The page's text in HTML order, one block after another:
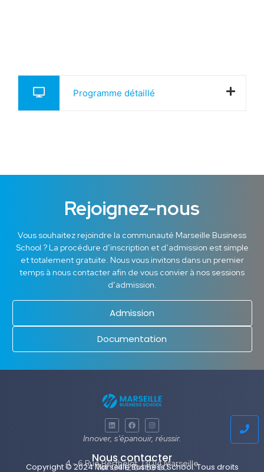
Programme détaillé
Rejoignez-nous
Vous souhaitez rejoindre la communauté Marseille Business
School ? La procédure d’inscription et d’admission est simple
et totalement gratuite. Nous vous invitons dans un premier
temps à nous contacter afin de vous convier à nos sessions
d’admission.
Admission
Documentation
Innover, s’épanouir, réussir.
Nous contacter
4 - 6 Rue Berthelot, 13014 Marseille
Tel: 04 12 04 53 60
Copyright © 2024 Marseille Business School. Tous droits